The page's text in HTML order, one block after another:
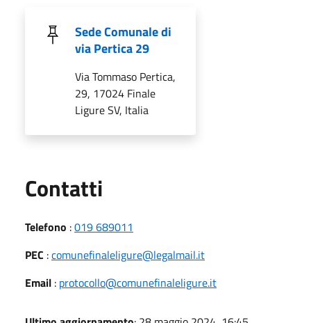
Sede Comunale di
via Pertica 29
Via Tommaso Pertica,
29, 17024 Finale
Ligure SV, Italia
Contatti
Telefono :019 689011
PEC :comunefinaleligure@legalmail.it
Email : protocollo@comunefinaleligure.it